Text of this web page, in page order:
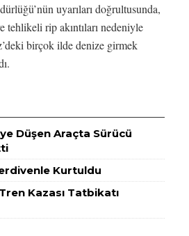
uyarıları doğrultusunda,
tehlikeli rip akıntıları nedeniyle
birçok ilde denize girmek
Düşen Araçta Sürücü
Kurtuldu
Kazası Tatbikatı